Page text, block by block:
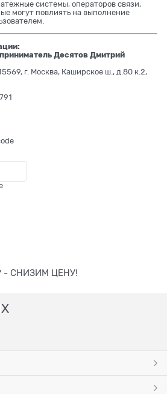
системы, операторов связи,
могут повлиять на выполнение
Десятов Дмитрий
г. Москва, Каширское ш., д.80 к.2,
СНИЗИМ ЦЕНУ!